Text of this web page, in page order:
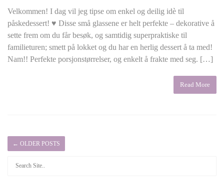
Velkommen! I dag vil jeg tipse om enkel og deilig idè til
påskedessert! ♥ Disse små glassene er helt perfekte – dekorative å
sette frem om du får besøk, og samtidig superpraktiske til
familieturen; smett på lokket og du har en herlig dessert å ta med!
Nam!! Perfekte porsjonstørrelser, og enkelt å frakte med seg. […]
Read More
← OLDER POSTS